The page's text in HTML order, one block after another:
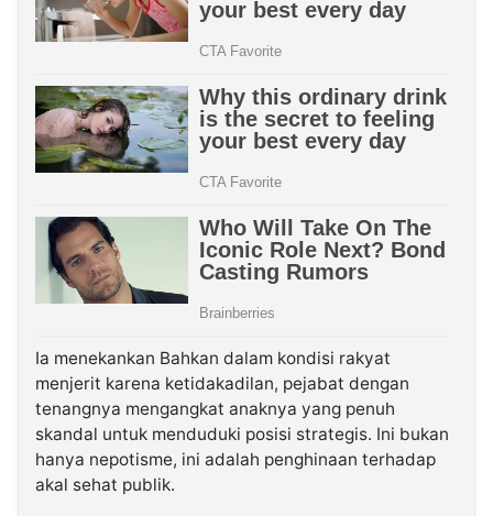
Ia menekankan Bahkan dalam kondisi rakyat
menjerit karena ketidakadilan, pejabat dengan
tenangnya mengangkat anaknya yang penuh
skandal untuk menduduki posisi strategis. Ini bukan
hanya nepotisme, ini adalah penghinaan terhadap
akal sehat publik.